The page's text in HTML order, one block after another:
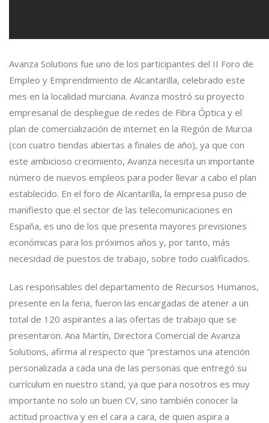
Avanza Solutions fue uno de los participantes del II Foro de
Empleo y Emprendimiento de Alcantarilla, celebrado este
mes en la localidad murciana. Avanza mostró su proyecto
empresarial de despliegue de redes de Fibra Óptica y el
plan de comercialización de internet en la Región de Murcia
(con cuatro tiendas abiertas a finales de año), ya que con
este ambicioso crecimiento, Avanza necesita un importante
número de nuevos empleos para poder llevar a cabo el plan
establecido. En el foro de Alcantarilla, la empresa puso de
manifiesto que el sector de las telecomunicaciones en
España, es uno de los que presenta mayores previsiones
económicas para los próximos años y, por tanto, más
necesidad de puestos de trabajo, sobre todo cualificados.
Las responsables del departamento de Recursos Humanos,
presente en la feria, fueron las encargadas de atener a un
total de 120 aspirantes a las ofertas de trabajo que se
presentaron. Ana Martín, Directora Comercial de Avanza
Solutions, afirma al respecto que “prestamos una atención
personalizada a cada una de las personas que entregó su
currículum en nuestro stand, ya que para nosotros es muy
importante no solo un buen CV, sino también conocer la
actitud proactiva y en el cara a cara, de quien aspira a